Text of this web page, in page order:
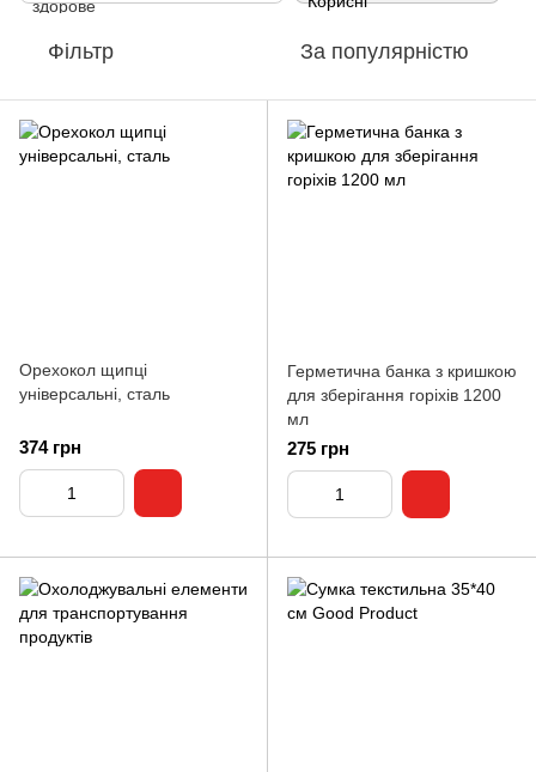
Фільтр За популярністю
Орехокол щипці
універсальні, сталь
374 грн
Герметична банка з кришкою
для зберігання горіхів 1200
мл
275 грн